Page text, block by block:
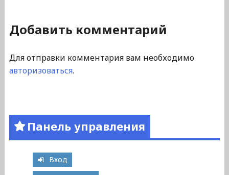
Добавить комментарий
Для отправки комментария вам необходимо
авторизоваться.
Панель управления
Вход